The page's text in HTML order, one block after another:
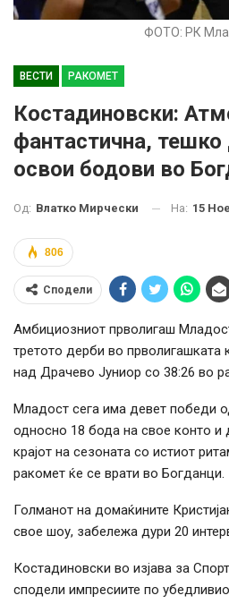
ФОТО: РК
ВЕСТИ РАКОМЕТ
Костадиновски:
фантастична, тешко
освои бодови во
Од: Влатко Мирчески На: 15
806
Сподели
Амбициозниот прволигаш
третото дерби во прволигашката
над Драчево Јуниор со 38:26 во
Младост сега има девет победи
односно 18 бода на свое конто
крајот на сезоната со истиот
ракомет ќе се врати во Богданци.
Голманот на домаќините
свое шоу, забележа дури 20
Костадиновски во изјава за
сподели импресиите по